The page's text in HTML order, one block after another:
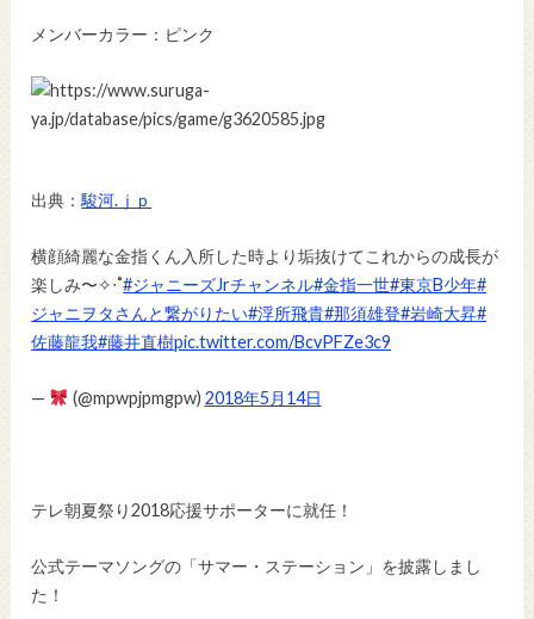
メンバーカラー：ピンク
出典：駿河.ｊｐ
横顔綺麗な金指くん入所した時より垢抜けてこれからの成長が
楽しみ〜✧‧˚#ジャニーズJrチャンネル#金指一世#東京B少年#
ジャニヲタさんと繋がりたい#浮所飛貴#那須雄登#岩崎大昇#
佐藤龍我#藤井直樹pic.twitter.com/BcvPFZe3c9
— (@mpwpjpmgpw) 2018年5月14日
テレ朝夏祭り2018応援サポーターに就任！
公式テーマソングの「サマー・ステーション」を披露しまし
た！